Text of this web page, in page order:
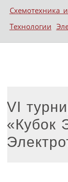
Схемотехника
Технологии
VI
«Кубок